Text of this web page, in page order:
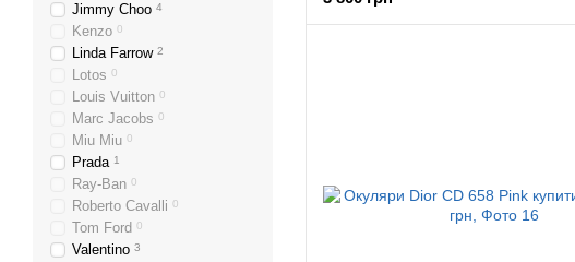
Jimmy Choo 4
Kenzo 0
Linda Farrow 2
Lotos 0
Louis Vuitton 0
Marc Jacobs 0
Miu Miu 0
Prada 1
Ray-Ban 0
Roberto Cavalli 0
Tom Ford 0
Valentino 3